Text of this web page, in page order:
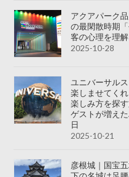
アクアパーク
の最閑散時期
客の心理を理
2025-10-28
ユニバーサル
楽しませてく
楽しみ方を探
ゲストが増え
日
2025-10-21
彦根城｜国宝